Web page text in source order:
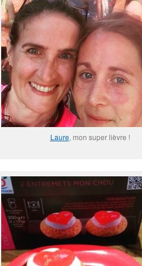
Laure, mon super lièvre !